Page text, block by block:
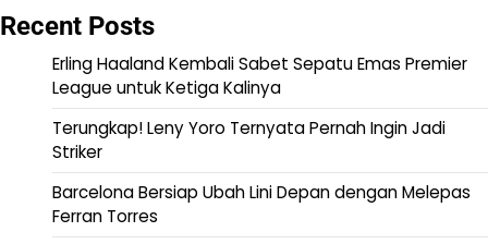
Recent Posts
Erling Haaland Kembali Sabet Sepatu Emas Premier
League untuk Ketiga Kalinya
Terungkap! Leny Yoro Ternyata Pernah Ingin Jadi
Striker
Barcelona Bersiap Ubah Lini Depan dengan Melepas
Ferran Torres